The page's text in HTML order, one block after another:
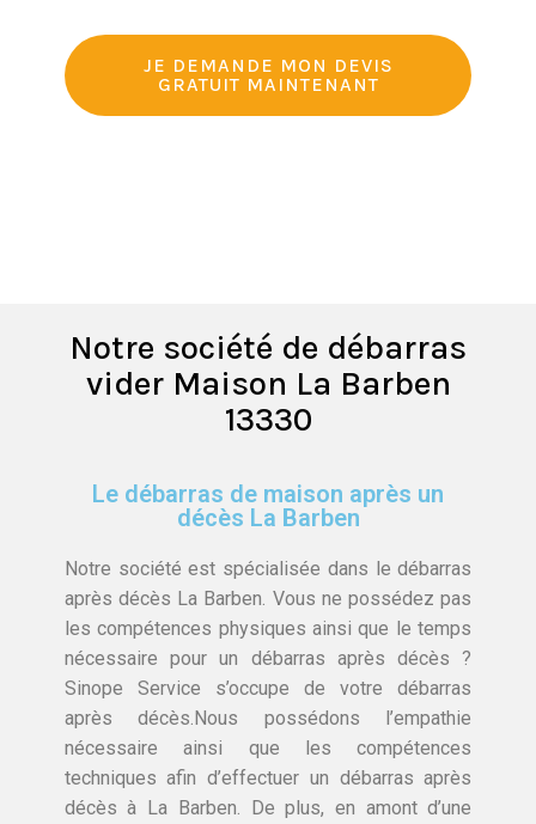
JE DEMANDE MON DEVIS
GRATUIT MAINTENANT
Notre société de débarras
vider Maison La Barben
13330
Le débarras de maison après un
décès La Barben
Notre société est spécialisée dans le débarras
après décès La Barben. Vous ne possédez pas
les compétences physiques ainsi que le temps
nécessaire pour un débarras après décès ?
Sinope Service s’occupe de votre débarras
après décès.Nous possédons l’empathie
nécessaire ainsi que les compétences
techniques afin d’effectuer un débarras après
décès à La Barben. De plus, en amont d’une